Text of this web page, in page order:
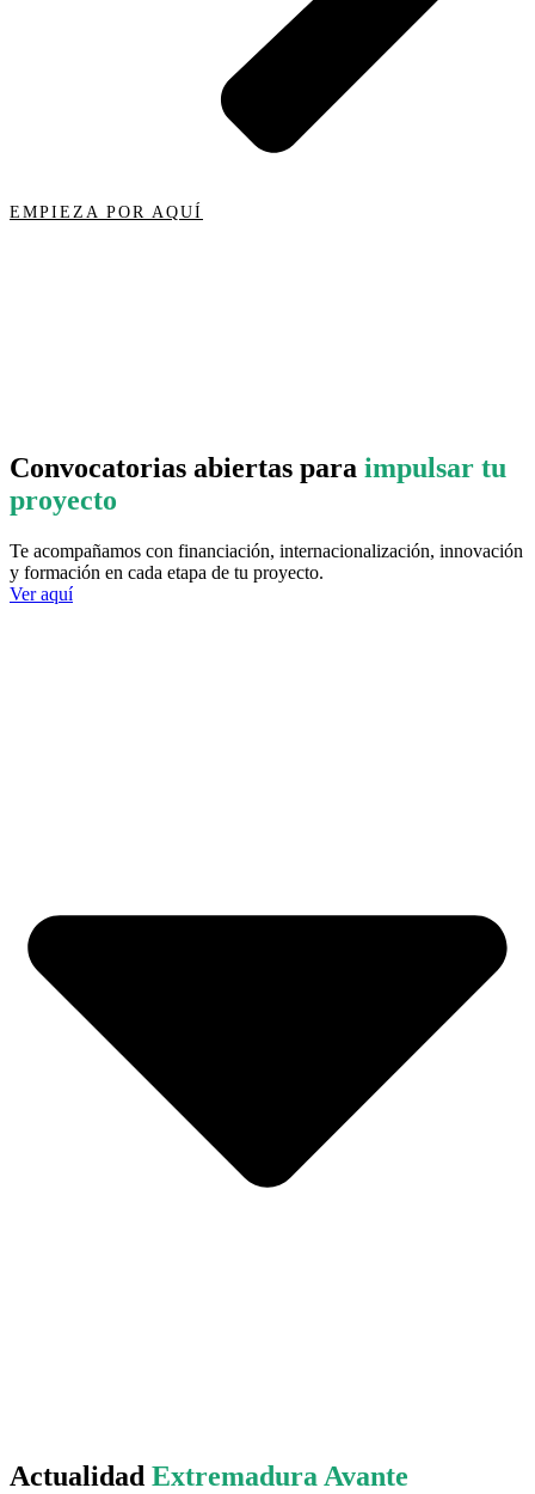
EMPIEZA POR AQUÍ
Convocatorias abiertas para impulsar tu
proyecto
Te acompañamos con financiación, internacionalización, innovación
y formación en cada etapa de tu proyecto.
Ver aquí
Actualidad Extremadura Avante